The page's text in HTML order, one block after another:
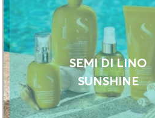
SEMI DI LINO
SUNSHINE